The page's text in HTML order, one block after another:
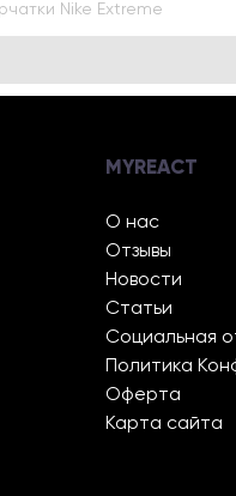
Nike Extreme
MYREACT
О нас
Отзывы
Новости
Статьи
Социальная
Политика
Оферта
Карта сайта